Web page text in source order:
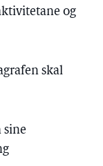
og
skal
sine